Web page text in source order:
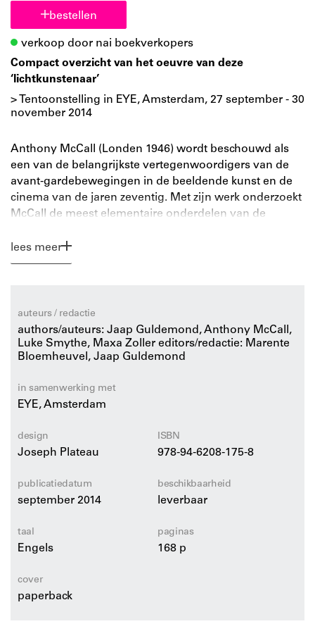
bestellen
verkoop door nai boekverkopers
Compact overzicht van het oeuvre van deze
‘lichtkunstenaar’
> Tentoonstelling in EYE, Amsterdam, 27 september - 30
november 2014
Anthony McCall (Londen 1946) wordt beschouwd als
een van de belangrijkste vertegenwoordigers van de
avant-gardebewegingen in de beeldende kunst en de
cinema van de jaren zeventig. Met zijn werk onderzoekt
McCall de meest elementaire onderdelen van de
zowel van een adembenemende schoonheid als van
een kraakheldere eenvoud.
driedimensionale sculpturen en zijn tegelijkertijd
efemere tekeningen. Met zijn werk inspireerde McCall
een hele generatie kunstenaars die werken met film en
installatie. Na grote presentaties in belangrijke musea
tentoonstelling in Nederland. In deze publicatie licht
McCall zijn cinemasculpturen toe in een interview en
hedendaagse context geplaatst.
lees meer
auteurs / redactie
authors/auteurs: Jaap Guldemond, Anthony McCall,
Luke Smythe, Maxa Zoller editors/redactie: Marente
Bloemheuvel, Jaap Guldemond
in samenwerking met
EYE, Amsterdam
design
Joseph Plateau
ISBN
978-94-6208-175-8
publicatiedatum
september 2014
beschikbaarheid
leverbaar
taal
Engels
paginas
168 p
cover
paperback